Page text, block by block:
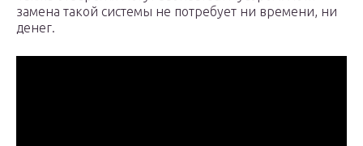
замена такой системы не потребует ни времени, ни
денег.